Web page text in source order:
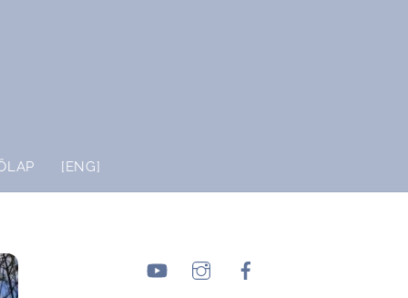
[ENG]
YouTubeInstagram